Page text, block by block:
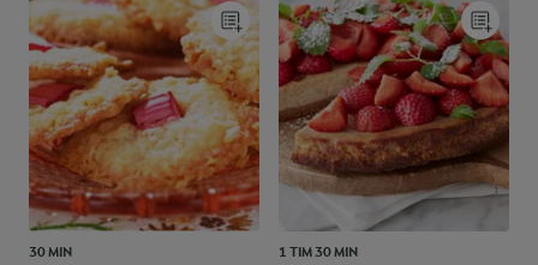
30 MIN 1 TIM 30 MIN